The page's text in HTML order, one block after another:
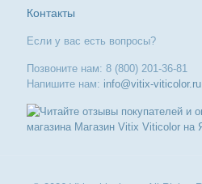
Контакты
Если у вас есть вопросы?
Позвоните нам: 8 (800) 201-36-81
Напишите нам: info@vitix-viticolor.ru